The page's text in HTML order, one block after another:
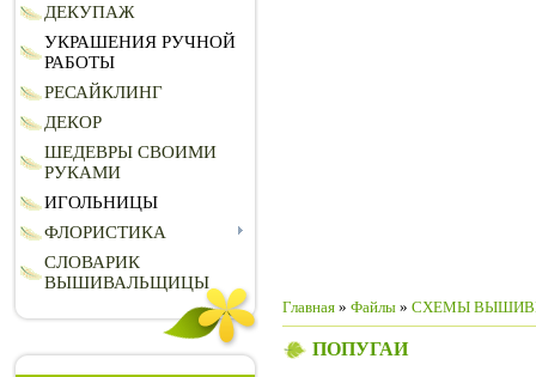
ДЕКУПАЖ
УКРАШЕНИЯ РУЧНОЙ
РАБОТЫ
РЕСАЙКЛИНГ
ДЕКОР
ШЕДЕВРЫ СВОИМИ
РУКАМИ
ИГОЛЬНИЦЫ
ФЛОРИСТИКА
СЛОВАРИК
ВЫШИВАЛЬЩИЦЫ
Главная » Файлы » CХЕМЫ
ПОПУГАИ